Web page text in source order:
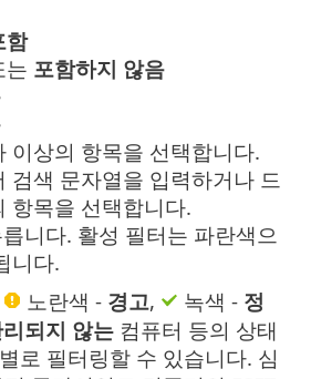
함
는 포함하지 않음
이상의 항목을 선택합니다.
검색 문자열을 입력하거나 드
항목을 선택합니다.
니다. 활성 필터는 파란색으
니다.
노란색 - 경고, 녹색 - 정
되지 않는 컴퓨터 등의 상태
로 필터링할 수 있습니다. 심